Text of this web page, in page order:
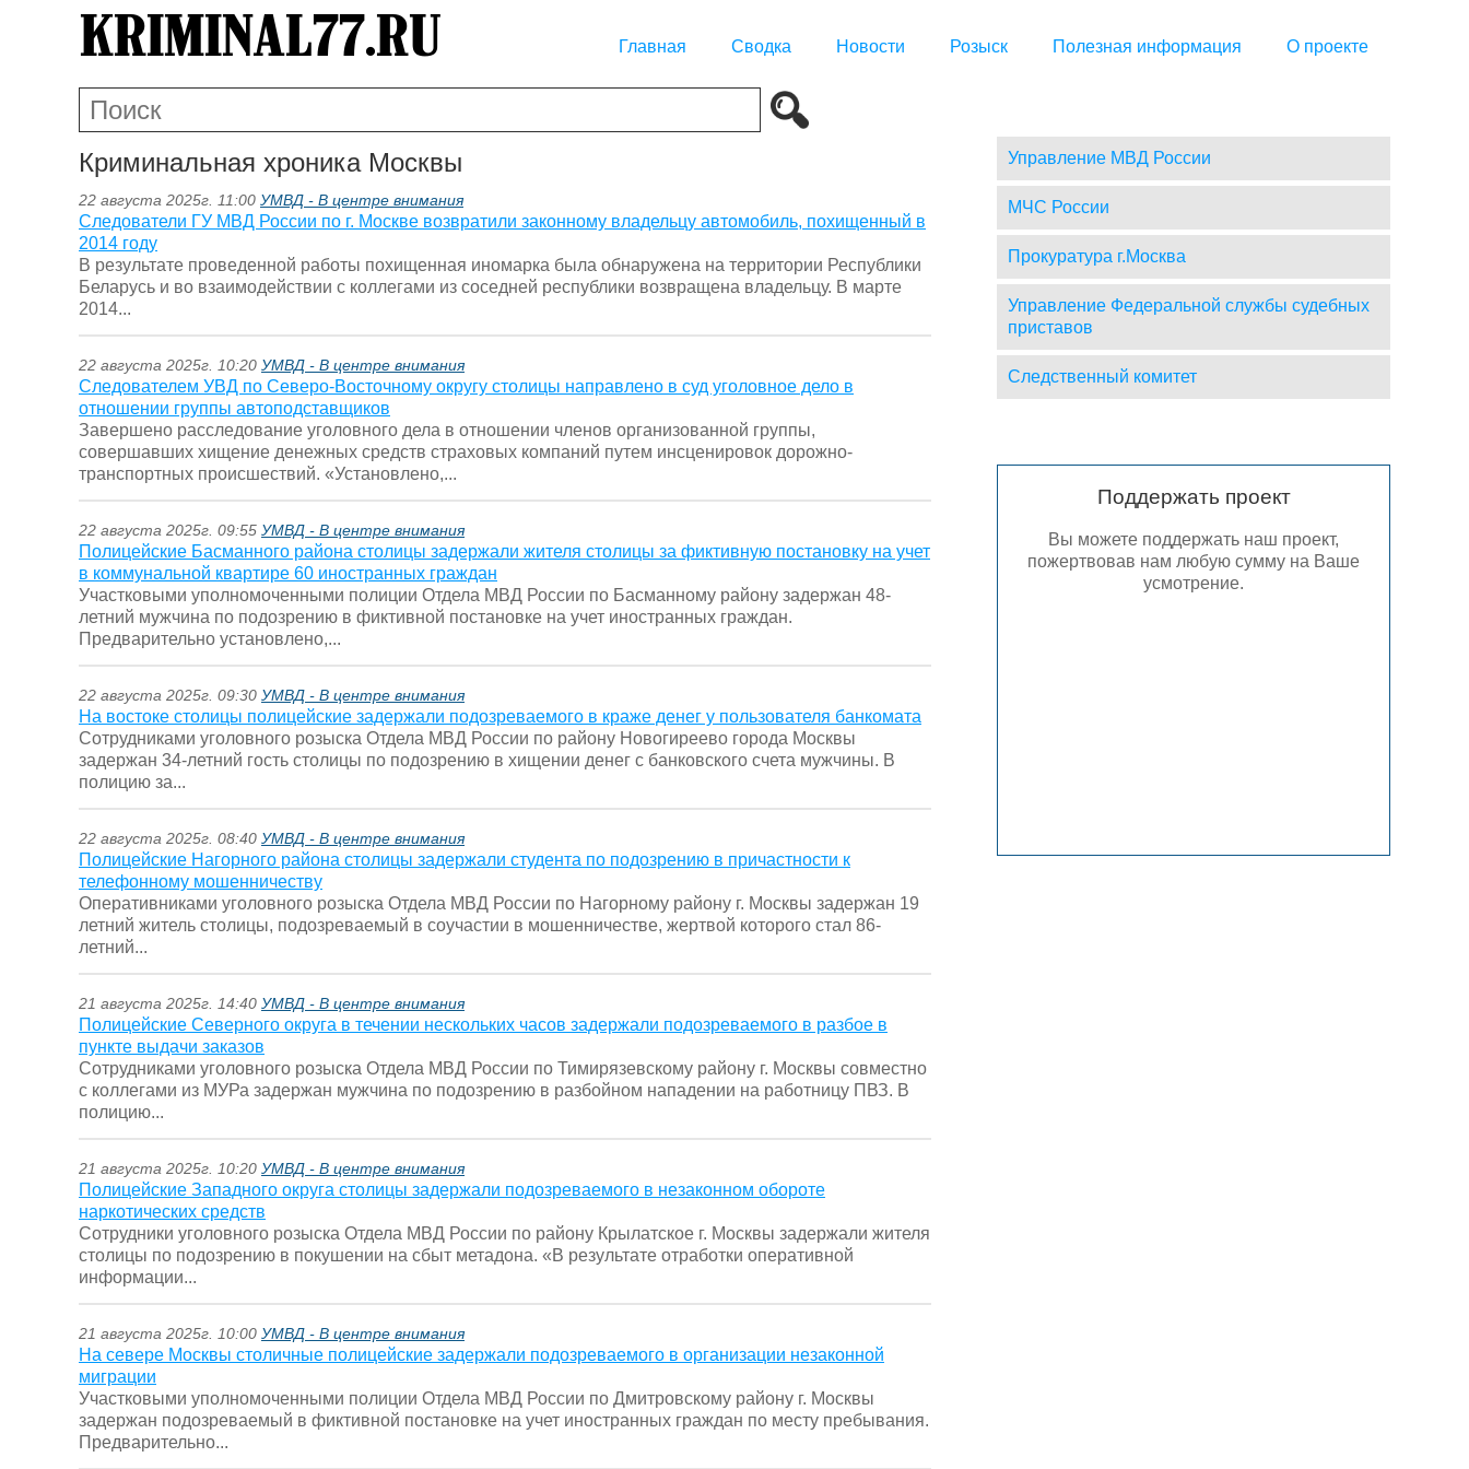
Главная Сводка Новости Розыск Полезная информация О проекте
Криминальная хроника Москвы
22 августа 2025г. 11:00 УМВД - В центре внимания
Следователи ГУ МВД России по г. Москве возвратили законному владельцу автомобиль, похищенный в
2014 году
В результате проведенной работы похищенная иномарка была обнаружена на территории Республики
Беларусь и во взаимодействии с коллегами из соседней республики возвращена владельцу. В марте
2014...
22 августа 2025г. 10:20 УМВД - В центре внимания
Следователем УВД по Северо-Восточному округу столицы направлено в суд уголовное дело в
отношении группы автоподставщиков
Завершено расследование уголовного дела в отношении членов организованной группы,
совершавших хищение денежных средств страховых компаний путем инсценировок дорожно-
транспортных происшествий. «Установлено,...
22 августа 2025г. 09:55 УМВД - В центре внимания
Полицейские Басманного района столицы задержали жителя столицы за фиктивную постановку на учет
в коммунальной квартире 60 иностранных граждан
Участковыми уполномоченными полиции Отдела МВД России по Басманному району задержан 48-
летний мужчина по подозрению в фиктивной постановке на учет иностранных граждан.
Предварительно установлено,...
22 августа 2025г. 09:30 УМВД - В центре внимания
На востоке столицы полицейские задержали подозреваемого в краже денег у пользователя банкомата
Сотрудниками уголовного розыска Отдела МВД России по району Новогиреево города Москвы
задержан 34-летний гость столицы по подозрению в хищении денег с банковского счета мужчины. В
полицию за...
22 августа 2025г. 08:40 УМВД - В центре внимания
Полицейские Нагорного района столицы задержали студента по подозрению в причастности к
телефонному мошенничеству
Оперативниками уголовного розыска Отдела МВД России по Нагорному району г. Москвы задержан 19
летний житель столицы, подозреваемый в соучастии в мошенничестве, жертвой которого стал 86-
летний...
21 августа 2025г. 14:40 УМВД - В центре внимания
Полицейские Северного округа в течении нескольких часов задержали подозреваемого в разбое в
пункте выдачи заказов
Сотрудниками уголовного розыска Отдела МВД России по Тимирязевскому району г. Москвы совместно
с коллегами из МУРа задержан мужчина по подозрению в разбойном нападении на работницу ПВЗ. В
полицию...
21 августа 2025г. 10:20 УМВД - В центре внимания
Полицейские Западного округа столицы задержали подозреваемого в незаконном обороте
наркотических средств
Сотрудники уголовного розыска Отдела МВД России по району Крылатское г. Москвы задержали жителя
столицы по подозрению в покушении на сбыт метадона. «В результате отработки оперативной
информации...
21 августа 2025г. 10:00 УМВД - В центре внимания
На севере Москвы столичные полицейские задержали подозреваемого в организации незаконной
миграции
Участковыми уполномоченными полиции Отдела МВД России по Дмитровскому району г. Москвы
задержан подозреваемый в фиктивной постановке на учет иностранных граждан по месту пребывания.
Предварительно...
Управление МВД России
МЧС России
Прокуратура г.Москва
Управление Федеральной службы судебных
приставов
Следственный комитет
Поддержать проект
Вы можете поддержать наш проект,
пожертвовав нам любую сумму на Ваше
усмотрение.